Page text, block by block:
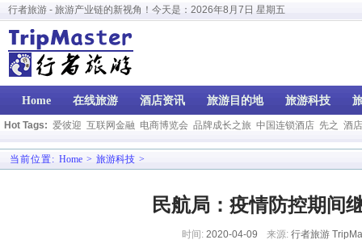
行者旅游 - 旅游产业链的新视角！今天是： 2026年8月7日 星期五
Home 在线旅游 酒店资讯 旅游目的地 旅游科技
Hot Tags: 爱彼迎 互联网金融 电商博览会 品牌成长之旅 中国连锁酒店 先之 酒
当前位置: Home > 旅游科技 >
民航局：疫情防控期间
时间: 2020-04-09 来源: 行者旅游